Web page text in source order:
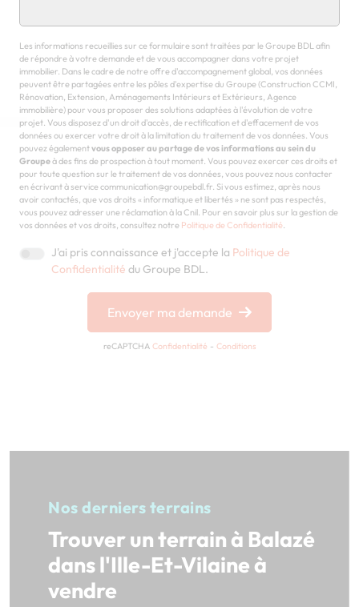
Chargement...
Les informations recueillies sur ce formulaire sont traitées par le Groupe BDL afin
de répondre à votre demande et de vous accompagner dans votre projet
immobilier. Dans le cadre de notre offre d'accompagnement global, vos données
peuvent être partagées entre les pôles d'expertise du Groupe (Construction CCMI,
Rénovation, Extension, Aménagements Intérieurs et Extérieurs, Agence
immobilière) pour vous proposer des solutions adaptées à l'évolution de votre
projet. Vous disposez d'un droit d'accès, de rectification et d'effacement de vos
données ou exercer votre droit à la limitation du traitement de vos données. Vous
pouvez égalementvous opposer au partage de vos informations au sein du
Groupeà des fins de prospection à tout moment. Vous pouvez exercer ces droits et
pour toute question sur le traitement de vos données, vous pouvez nous contacter
en écrivant à service communication@groupebdl.fr. Si vous estimez, après nous
avoir contactés, que vos droits « informatique et libertés » ne sont pas respectés,
vous pouvez adresser une réclamation à la Cnil. Pour en savoir plus sur la gestion de
vos données et vos droits, consultez notre Politique de Confidentialité.
J'ai pris connaissance et j'accepte la Politique de
Confidentialité du Groupe BDL.
Envoyer ma demande
reCAPTCHA Confidentialité - Conditions
Nos derniers terrains
Trouver un terrain à Balazé
dans l'Ille-Et-Vilaine à
vendre